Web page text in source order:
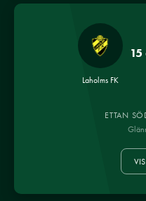
Laholms FK
ETTAN